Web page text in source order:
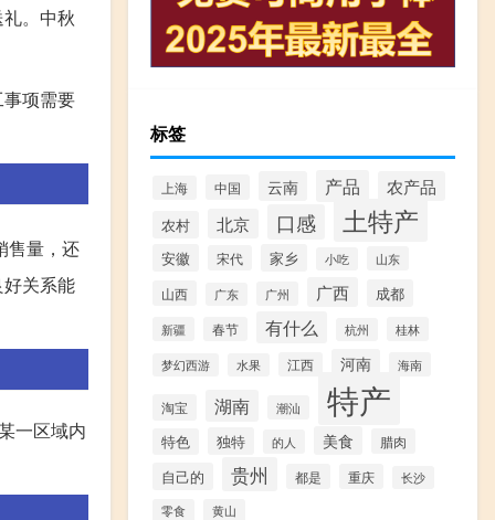
。中秋
项需要
售量，还
关系能
一区域内
标签
上海 中国 云南 产品 农产品
农村 北京 口感 土特产
安徽 宋代 家乡 小吃 山东
山西 广东 广州 广西 成都
新疆 春节 有什么 杭州 桂林
梦幻西游 水果 江西 河南 海南
淘宝 湖南 潮汕 特产
特色 独特 的人 美食 腊肉
自己的 贵州 都是 重庆
长沙
零食
黄山